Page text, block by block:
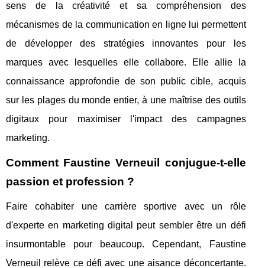
sens de la créativité et sa compréhension des
mécanismes de la communication en ligne lui permettent
de développer des stratégies innovantes pour les
marques avec lesquelles elle collabore. Elle allie la
connaissance approfondie de son public cible, acquis
sur les plages du monde entier, à une maîtrise des outils
digitaux pour maximiser l'impact des campagnes
marketing.
Comment Faustine Verneuil conjugue-t-elle
passion et profession ?
Faire cohabiter une carrière sportive avec un rôle
d'experte en marketing digital peut sembler être un défi
insurmontable pour beaucoup. Cependant, Faustine
Verneuil relève ce défi avec une aisance déconcertante.